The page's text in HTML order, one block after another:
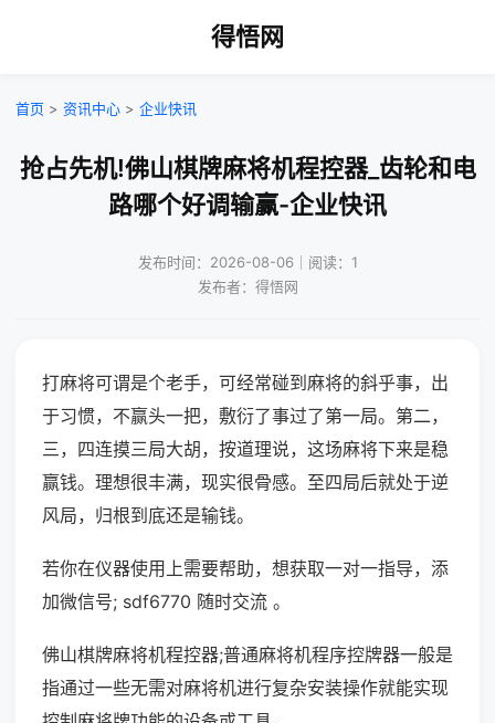
得悟网
首页 > 资讯中心 > 企业快讯
抢占先机!佛山棋牌麻将机程控器_齿轮和电
路哪个好调输赢-企业快讯
发布时间：2026-08-06｜阅读：1
发布者：得悟网
打麻将可谓是个老手，可经常碰到麻将的斜乎事，出
于习惯，不赢头一把，敷衍了事过了第一局。第二，
三，四连摸三局大胡，按道理说，这场麻将下来是稳
赢钱。理想很丰满，现实很骨感。至四局后就处于逆
风局，归根到底还是输钱。
若你在仪器使用上需要帮助，想获取一对一指导，添
加微信号; sdf6770 随时交流 。
佛山棋牌麻将机程控器;普通麻将机程序控牌器一般是
指通过一些无需对麻将机进行复杂安装操作就能实现